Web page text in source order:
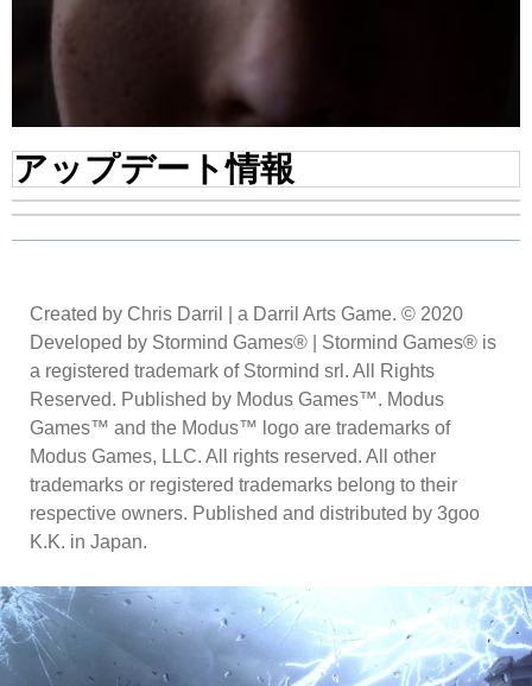
アップデート情報
Created by Chris Darril | a Darril Arts Game. © 2020
Developed by Stormind Games® | Stormind Games® is
a registered trademark of Stormind srl. All Rights
Reserved. Published by Modus Games™. Modus
Games™ and the Modus™ logo are trademarks of
Modus Games, LLC. All rights reserved. All other
trademarks or registered trademarks belong to their
respective owners. Published and distributed by 3goo
K.K. in Japan.